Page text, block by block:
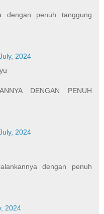
dengan penuh tanggung
2024
DENGAN PENUH
2024
dengan penuh
2024